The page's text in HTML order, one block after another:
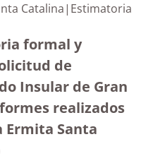
Catalina|Estimatoria
formal y
de
Insular de Gran
realizados
Ermita Santa